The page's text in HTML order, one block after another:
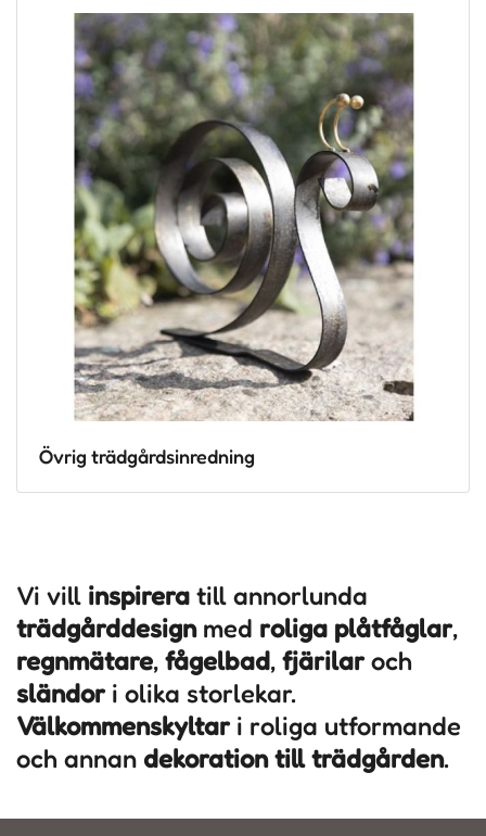
Övrig trädgårdsinredning
Vi vill inspirera till annorlunda
trädgårddesignmed roliga plåtfåglar,
regnmätare, fågelbad, fjärilaroch
sländori olika storlekar.
Välkommenskyltari roliga utformande
och annan dekoration till trädgården.